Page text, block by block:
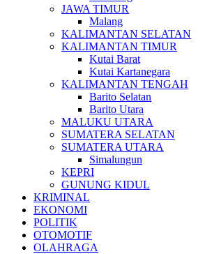
JAWA TIMUR
Malang
KALIMANTAN SELATAN
KALIMANTAN TIMUR
Kutai Barat
Kutai Kartanegara
KALIMANTAN TENGAH
Barito Selatan
Barito Utara
MALUKU UTARA
SUMATERA SELATAN
SUMATERA UTARA
Simalungun
KEPRI
GUNUNG KIDUL
KRIMINAL
EKONOMI
POLITIK
OTOMOTIF
OLAHRAGA